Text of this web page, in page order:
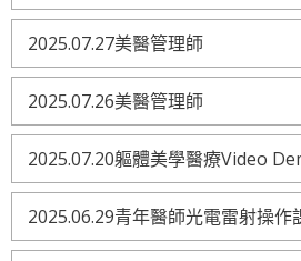
2025.07.27美醫管理師
2025.07.26美醫管理師
2025.07.20軀體美學醫療Video
2025.06.29青年醫師光電雷射操作